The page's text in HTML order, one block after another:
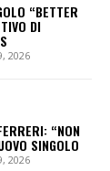
“BETTER
DI
2026
“NON
SINGOLO
2026